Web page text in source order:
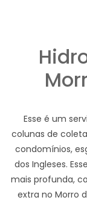
Esse é um
colunas de
condomínios,
dos Ingleses.
mais profunda,
extra no Morro